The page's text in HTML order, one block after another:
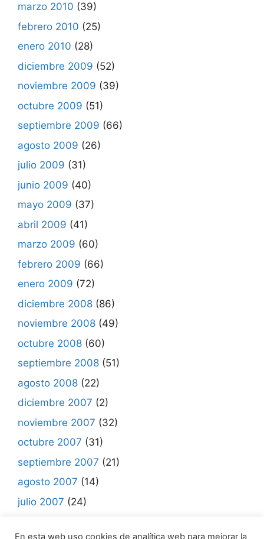
marzo 2010 (39)
febrero 2010 (25)
enero 2010 (28)
diciembre 2009 (52)
noviembre 2009 (39)
octubre 2009 (51)
septiembre 2009 (66)
agosto 2009 (26)
julio 2009 (31)
junio 2009 (40)
mayo 2009 (37)
abril 2009 (41)
marzo 2009 (60)
febrero 2009 (66)
enero 2009 (72)
diciembre 2008 (86)
noviembre 2008 (49)
octubre 2008 (60)
septiembre 2008 (51)
agosto 2008 (22)
diciembre 2007 (2)
noviembre 2007 (32)
octubre 2007 (31)
septiembre 2007 (21)
agosto 2007 (14)
julio 2007 (24)
En esta web uso cookies de analítica web para mejorar la